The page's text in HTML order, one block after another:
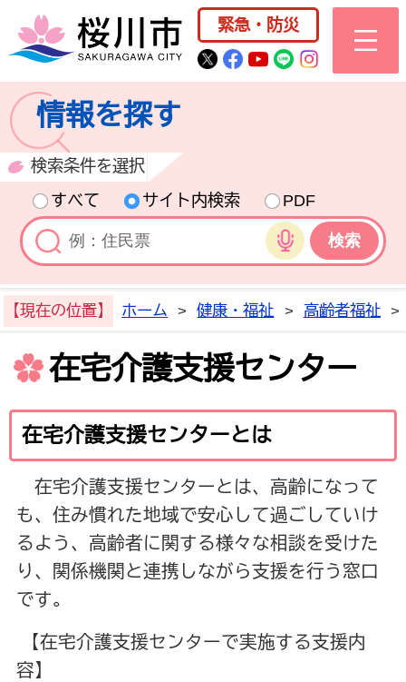
桜川市公式ホー
緊急・防災
桜川市公式Twitter
桜川市公式
桜川市公式
桜川市公式
情報を探す
検索条件を選択
すべて
サイト内検索
PDF
音声検索
【現在の位置】 ホーム > 健康・福祉 > 高齢者福祉 >
在宅介護支援センター
在宅介護支援センターとは
在宅介護支援センターとは、高齢になって
も、住み慣れた地域で安心して過ごしていけ
るよう、高齢者に関する様々な相談を受けた
り、関係機関と連携しながら支援を行う窓口
です。
【在宅介護支援センターで実施する支援内
容】